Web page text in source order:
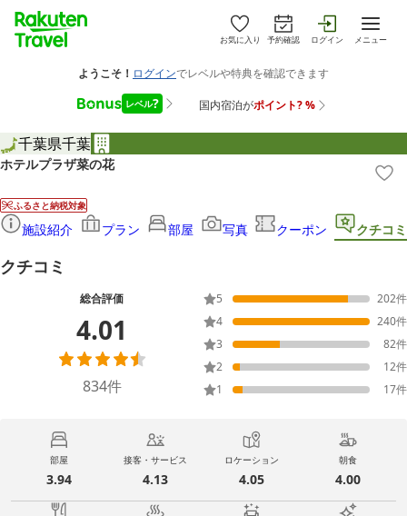
お気に入り 予約確認 ログイン メニュー
千葉県千葉
ホテルプラザ菜の花
ふるさと納税対象
施設紹介 プラン 部屋 写真 クーポン クチコミ
クチコミ
総合評価
4.01
834件
5 202件
4
240件
3
82件
2
12件
1
17件
部屋
3.94
接客・サービス
4.13
ロケーション
4.05
朝食
4.00